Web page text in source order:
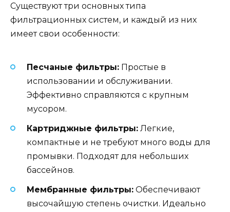
Существуют три основных типа
фильтрационных систем, и каждый из них
имеет свои особенности:
Песчаные фильтры: Простые в
использовании и обслуживании.
Эффективно справляются с крупным
мусором.
Картриджные фильтры: Легкие,
компактные и не требуют много воды для
промывки. Подходят для небольших
бассейнов.
Мембранные фильтры: Обеспечивают
высочайшую степень очистки. Идеально